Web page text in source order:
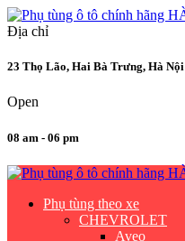
Địa chỉ
23 Thọ Lão, Hai Bà Trưng, Hà Nội
Open
08 am - 06 pm
Phụ tùng theo xe
CHEVROLET
Aveo